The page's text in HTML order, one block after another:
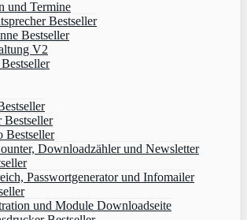
und Termine
Bestseller
Bestseller
V2
Bestseller
Downloadzähler und Newsletter
Passwortgenerator und Infomailer
und Module Downloadseite